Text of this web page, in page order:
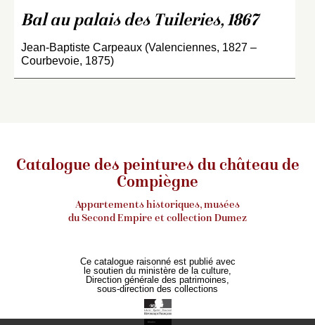
Bal au palais des Tuileries, 1867
Jean-Baptiste Carpeaux (Valenciennes, 1827 –
Courbevoie, 1875)
Catalogue des peintures du château de
Compiègne
Appartements historiques, musées
du Second Empire et collection Dumez
Ce catalogue raisonné est publié avec
le soutien du ministère de la culture,
Direction générale des patrimoines,
sous-direction des collections